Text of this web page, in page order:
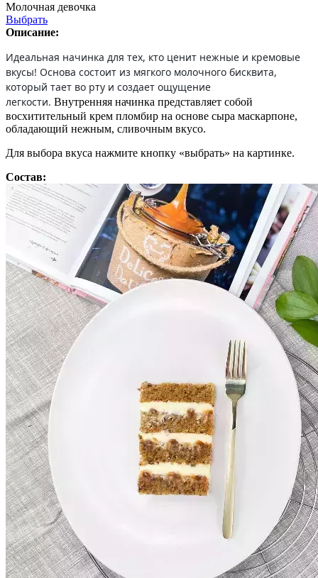
Молочная девочка
Выбрать
Описание:
Идеальная начинка для тех, кто ценит нежные и кремовые
вкусы! Основа состоит из мягкого молочного бисквита,
который тает во рту и создает ощущение
легкости. Внутренняя начинка представляет собой
восхитительный крем пломбир на основе сыра маскарпоне,
обладающий нежным, сливочным вкусо.
Для выбора вкуса нажмите кнопку «выбрать» на картинке.
Состав: